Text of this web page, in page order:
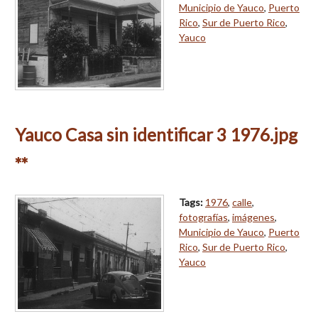
Municipio de Yauco, Puerto
Rico, Sur de Puerto Rico,
Yauco
Yauco Casa sin identificar 3 1976.jpg
**
Tags: 1976, calle,
fotografías, imágenes,
Municipio de Yauco, Puerto
Rico, Sur de Puerto Rico,
Yauco